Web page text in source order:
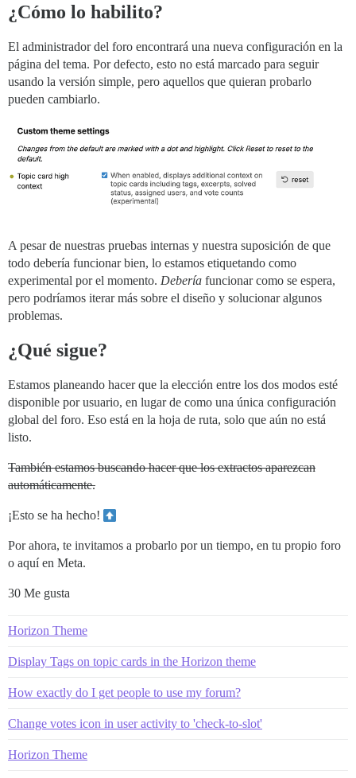
¿Cómo lo habilito?
El administrador del foro encontrará una nueva configuración en la
página del tema. Por defecto, esto no está marcado para seguir
usando la versión simple, pero aquellos que quieran probarlo
pueden cambiarlo.
A pesar de nuestras pruebas internas y nuestra suposición de que
todo debería funcionar bien, lo estamos etiquetando como
experimental por el momento. Debería funcionar como se espera,
pero podríamos iterar más sobre el diseño y solucionar algunos
problemas.
¿Qué sigue?
Estamos planeando hacer que la elección entre los dos modos esté
disponible por usuario, en lugar de como una única configuración
global del foro. Eso está en la hoja de ruta, solo que aún no está
listo.
También estamos buscando hacer que los extractos aparezcan
automáticamente.
¡Esto se ha hecho!
Por ahora, te invitamos a probarlo por un tiempo, en tu propio foro
o aquí en Meta.
30 Me gusta
Horizon Theme
Display Tags on topic cards in the Horizon theme
How exactly do I get people to use my forum?
Change votes icon in user activity to 'check-to-slot'
Horizon Theme